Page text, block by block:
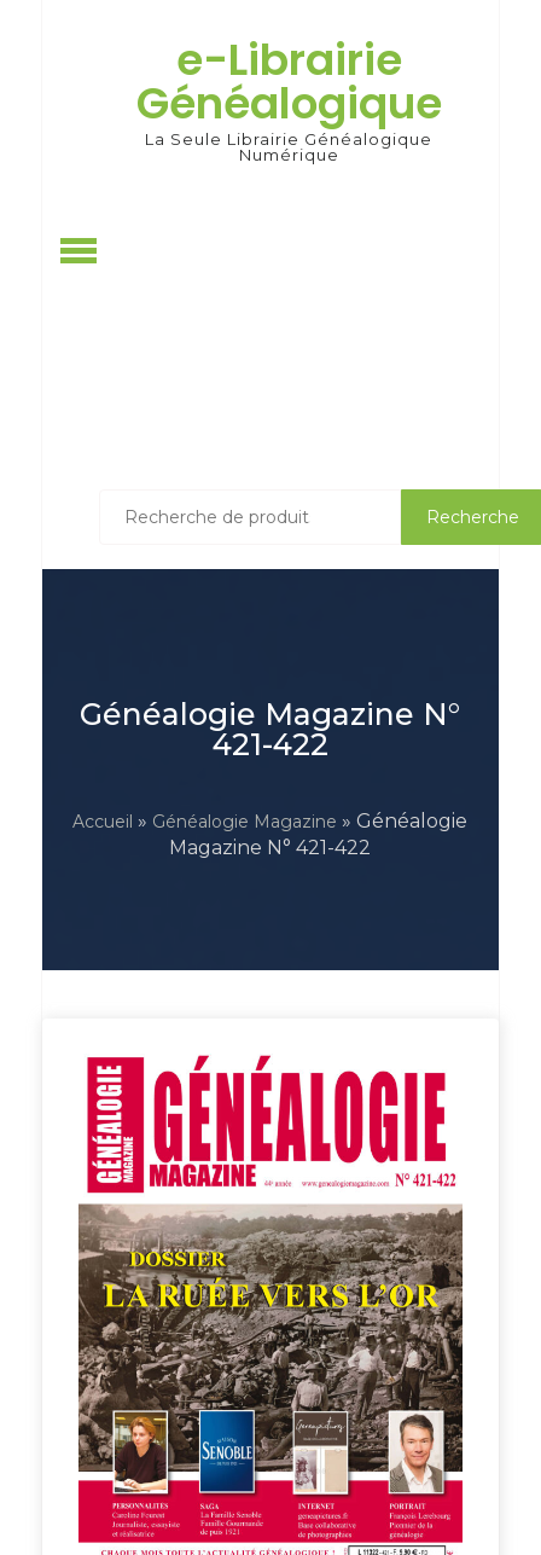
e-Librairie
Généalogique
La Seule Librairie Généalogique
Numérique
pour :
Recherche
Généalogie Magazine N°
421-422
Accueil » Généalogie Magazine » Généalogie
Magazine N° 421-422